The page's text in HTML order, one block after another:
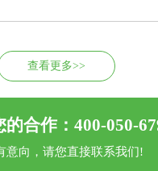
查看更多>>
合作：400-050-
意向，请您直接联系我们!